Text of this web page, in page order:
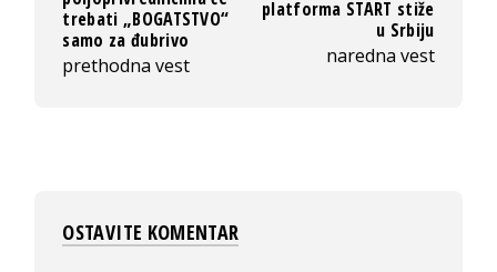
trebati „BOGATSTVO“
samo za đubrivo
prethodna vest
platforma START stiže
u Srbiju
naredna vest
OSTAVITE KOMENTAR